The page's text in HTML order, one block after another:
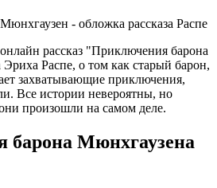
рассказ "Приключения барона
Распе, о том как старый барон,
захватывающие приключения,
Все истории невероятны, но
произошли на самом деле.
барона Мюнхгаузена